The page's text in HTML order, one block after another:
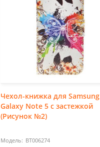
Чехол-книжка для Samsung
Galaxy Note 5 с застежкой
(Рисунок №2)
BT006274